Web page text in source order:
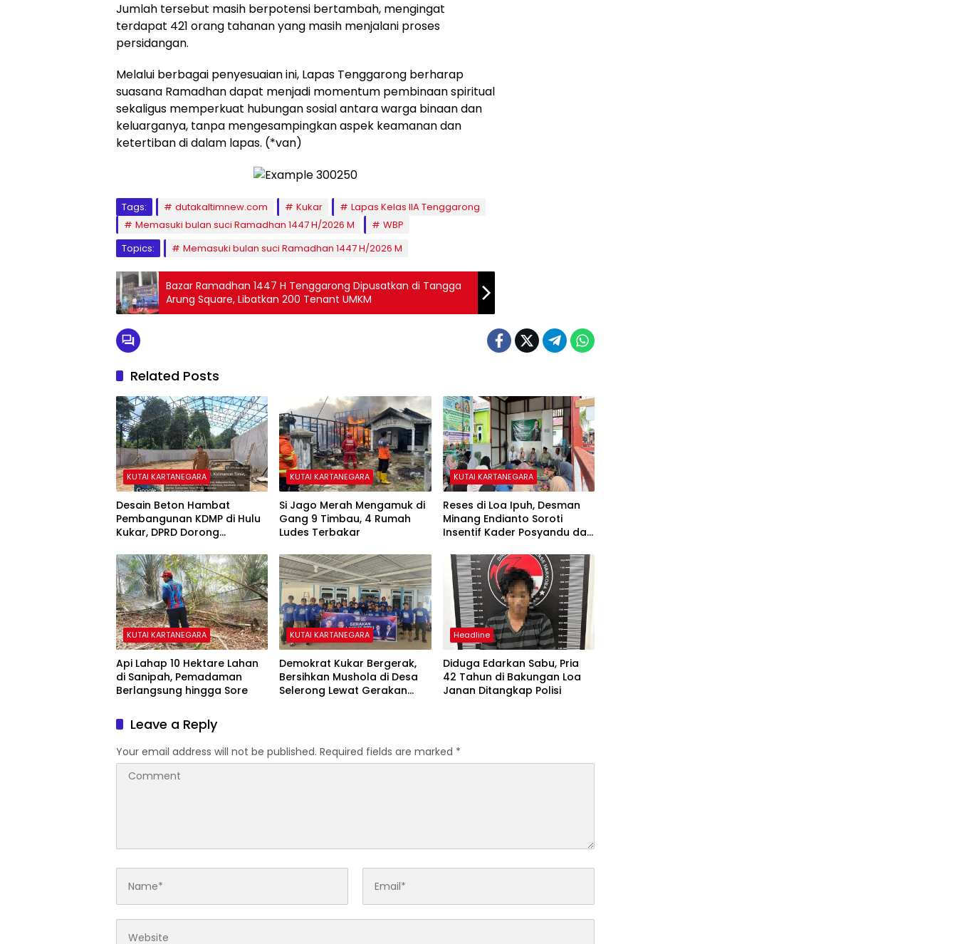
Jumlah tersebut masih berpotensi bertambah, mengingat
terdapat 421 orang tahanan yang masih menjalani proses
persidangan.
Melalui berbagai penyesuaian ini, Lapas Tenggarong berharap
suasana Ramadhan dapat menjadi momentum pembinaan spiritual
sekaligus memperkuat hubungan sosial antara warga binaan dan
keluarganya, tanpa mengesampingkan aspek keamanan dan
ketertiban di dalam lapas. (*van)
Tags: dutakaltimnew.com Kukar
Lapas Kelas IIA Tenggarong
Memasuki bulan suci Ramadhan 1447 H/2026 M
WBP
Topics:
Memasuki bulan suci Ramadhan 1447 H/2026 M
Bazar Ramadhan 1447 H Tenggarong Dipusatkan di Tangga
Arung Square, Libatkan 200 Tenant UMKM
Related Posts
KUTAI KARTANEGARA
Desain Beton Hambat
Pembangunan KDMP di Hulu
Kukar, DPRD Dorong
KUTAI KARTANEGARA
Si Jago Merah Mengamuk di
Gang 9 Timbau, 4 Rumah
Ludes Terbakar
KUTAI KARTANEGARA
Reses di Loa Ipuh, Desman
Minang Endianto Soroti
Insentif Kader Posyandu dan
KUTAI KARTANEGARA
Api Lahap 10 Hektare Lahan
di Sanipah, Pemadaman
Berlangsung hingga Sore
KUTAI KARTANEGARA
Demokrat Kukar Bergerak,
Bersihkan Mushola di Desa
Selerong Lewat Gerakan
Headline
Diduga Edarkan Sabu, Pria
42 Tahun di Bakungan Loa
Janan Ditangkap Polisi
Leave a Reply
Your email address will not be published. Required fields are marked *